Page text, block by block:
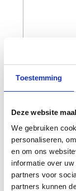
Toestemming
Deze website
We gebruiken
personaliseren,
en om ons
informatie over
partners voor
partners kunnen
CAPTCHA